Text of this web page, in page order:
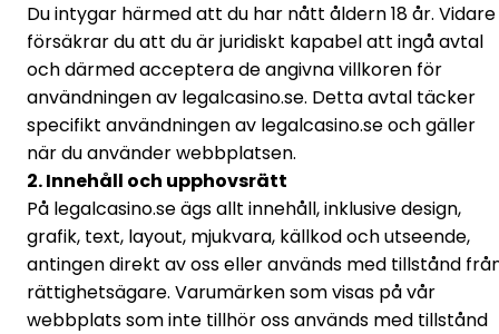
Du intygar härmed att du har nått åldern 18 år. Vidare
försäkrar du att du är juridiskt kapabel att ingå avtal
och därmed acceptera de angivna villkoren för
användningen av legalcasino.se. Detta avtal täcker
specifikt användningen av legalcasino.se och gäller
när du använder webbplatsen.
2. Innehåll och upphovsrätt
På legalcasino.se ägs allt innehåll, inklusive design,
grafik, text, layout, mjukvara, källkod och utseende,
antingen direkt av oss eller används med tillstånd
rättighetsägare. Varumärken som visas på vår
webbplats som inte tillhör oss används med tillstånd